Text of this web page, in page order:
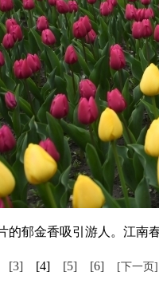
郁金香吸引游人。江南春
[3] [4] [5] [6] [下一页]